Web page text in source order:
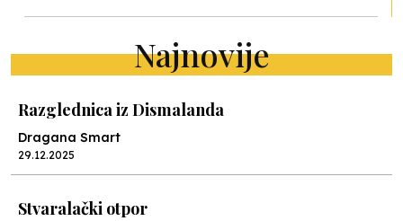
Najnovije
Razglednica iz Dismalanda
Dragana Smart
29.12.2025
Stvaralački otpor